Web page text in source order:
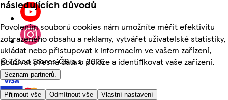
následujících důvodů
Povolením souborů cookies nám umožníte měřit efektivitu
zobrazeného obsahu a reklamy, vytvářet uživatelské statistiky,
ukládat nebo přistupovat k informacím ve vašem zařízení,
používat přesná data o poloze a identifikovat vaše zařízení.
Seznam partnerů.
Přijmout vše Odmítnout vše Vlastní nastavení
©Tesco Stores ČR a.s. 2026